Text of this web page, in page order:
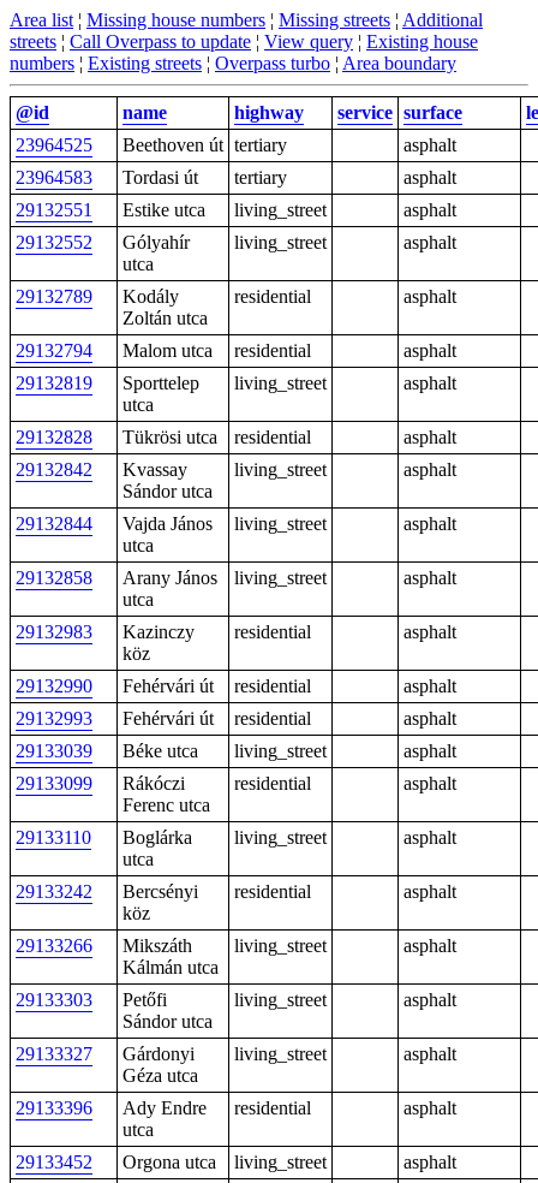
Area list ¦ Missing house numbers ¦ Missing streets ¦ Additional
streets ¦ Call Overpass to update ¦ View query ¦ Existing house
numbers ¦ Existing streets ¦ Overpass turbo ¦ Area boundary
@id name highway service surface
23964525
Beethoven út tertiary
asphalt
23964583
Tordasi út tertiary
asphalt
29132551
Estike utca living_street
asphalt
29132552
Gólyahír
utca
living_street asphalt
29132789
Kodály
Zoltán utca
residential asphalt
29132794 Malom utca residential
asphalt
29132819
Sporttelep
utca
living_street asphalt
29132828 Tükrösi utca residential
asphalt
29132842
Kvassay
Sándor utca
living_street asphalt
29132844
Vajda János
utca
living_street asphalt
29132858
Arany János
utca
living_street asphalt
29132983
Kazinczy
köz
residential asphalt
29132990 Fehérvári út residential
asphalt
29132993
Fehérvári út residential
asphalt
29133039
Béke utca living_street
asphalt
29133099
Rákóczi
Ferenc utca
residential asphalt
29133110
Boglárka
utca
living_street asphalt
29133242
Bercsényi
köz
residential asphalt
29133266
Mikszáth
Kálmán utca
living_street asphalt
29133303
Petőfi
Sándor utca
living_street asphalt
29133327
Gárdonyi
Géza utca
living_street asphalt
29133396
Ady Endre
utca
residential asphalt
29133452 Orgona utca living_street
asphalt